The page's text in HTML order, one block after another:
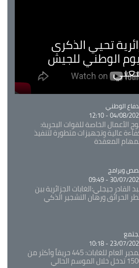
تحيي الذكرى
الوطني للجيش
الوطني
04/08/2026 -
الأعمال الخاصة للقوات البحرية:
عالية وتجهيزات متطورة لتنفيذ
المعقدة
وبرامج
30/07/2026 -
القادر جيجلي:الغابات الجزائرية بين
الحرائق ورهان التشجير الذكي
23/07/2026 -
المدير العام للغابات: 445 حريقاً وأكثر من
الحالي